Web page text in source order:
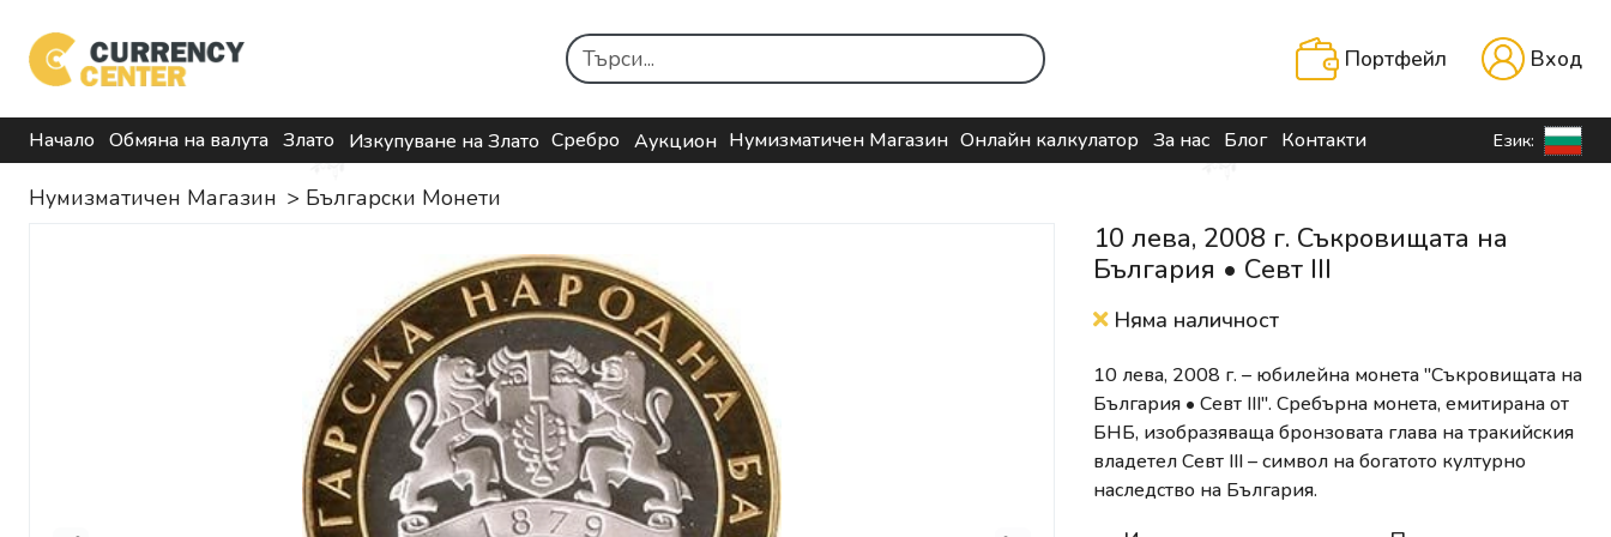
Портфейл Вход
Начало Обмяна на валута Злато Изкупуване на Злато Сребро Аукцион Нумизматичен Магазин Онлайн калкулатор За нас Блог Контакти Език:
Нумизматичен Магазин > Български Монети
10 лева, 2008 г. Съкровищата на
България • Севт III
Няма наличност
10 лева, 2008 г. – юбилейна монета "Съкровищата на
България • Севт III". Сребърна монета, емитирана от
БНБ, изобразяваща бронзовата глава на тракийския
владетел Севт III – символ на богатото културно
наследство на България.